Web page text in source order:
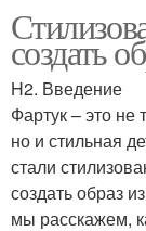
создать
H2. Введение
Фартук – это не
но и стильная
стали
создать образ
мы расскажем,